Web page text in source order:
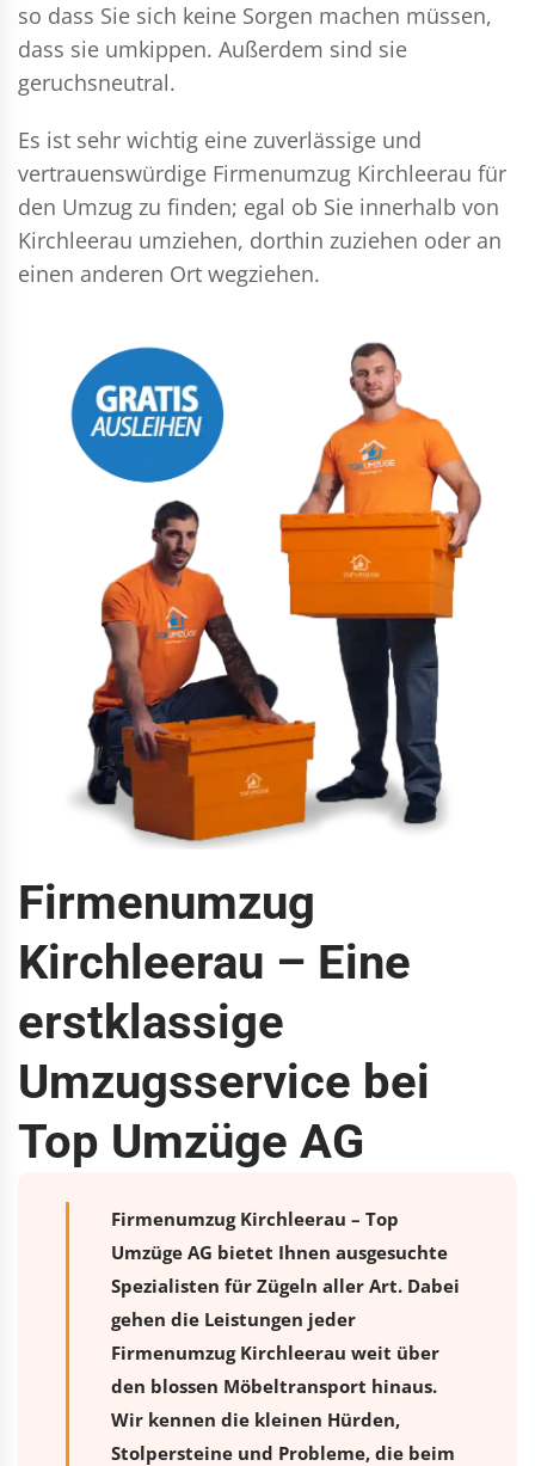
so dass Sie sich keine Sorgen machen müssen,
dass sie umkippen. Außerdem sind sie
geruchsneutral.
Es ist sehr wichtig eine zuverlässige und
vertrauenswürdige Firmenumzug Kirchleerau für
den Umzug zu finden; egal ob Sie innerhalb von
Kirchleerau umziehen, dorthin zuziehen oder an
einen anderen Ort wegziehen.
Firmenumzug
Kirchleerau – Eine
erstklassige
Umzugsservice bei
Top Umzüge AG
Firmenumzug Kirchleerau – Top
Umzüge AG bietet Ihnen ausgesuchte
Spezialisten für Zügeln aller Art. Dabei
gehen die Leistungen jeder
Firmenumzug Kirchleerau weit über
den blossen Möbeltransport hinaus.
Wir kennen die kleinen Hürden,
Stolpersteine und Probleme, die beim